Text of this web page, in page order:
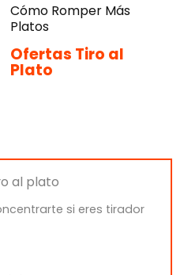
Cómo Romper Más
Platos
Ofertas Tiro al
Plato
al plato
si eres tirador